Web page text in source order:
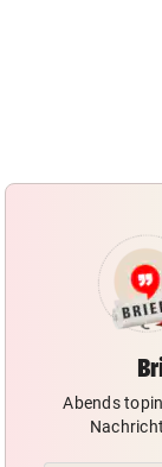
Abends